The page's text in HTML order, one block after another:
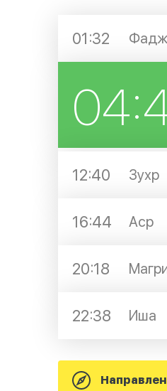
01:32
12:40 Зухр
16:44 Аср
20:18
22:38 Иша